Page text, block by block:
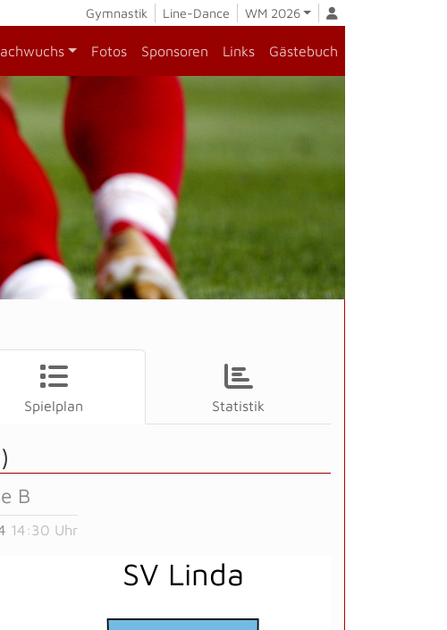
Gymnastik Line-Dance WM 2026
Fotos Sponsoren Links Gästebuch
Spielplan Statistik
B
14:30 Uhr
SV Linda